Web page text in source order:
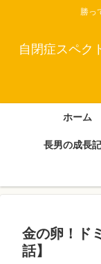
勝っ
自閉症スペク
ホーム
長男の成長
金の卵！ド
話】